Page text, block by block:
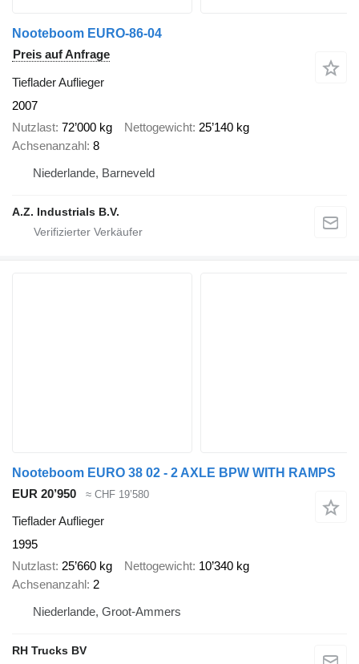
Nooteboom EURO-86-04
Preis auf Anfrage
Tieflader Auflieger
2007
Nutzlast 72’000 kg Nettogewicht 25’140 kg
Achsenanzahl 8
Niederlande, Barneveld
A.Z. Industrials B.V.
Nooteboom EURO 38 02 - 2 AXLE BPW WITH RAMPS
EUR 20’950
≈ CHF 19’580
Tieflader Auflieger
1995
Nutzlast 25’660 kg Nettogewicht 10’340 kg
Achsenanzahl 2
Niederlande, Groot-Ammers
RH Trucks BV